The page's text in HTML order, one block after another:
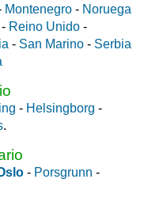
Montenegro - Noruega
- Reino Unido -
- San Marino - Serbia
- Helsingborg -
.
- Porsgrunn -